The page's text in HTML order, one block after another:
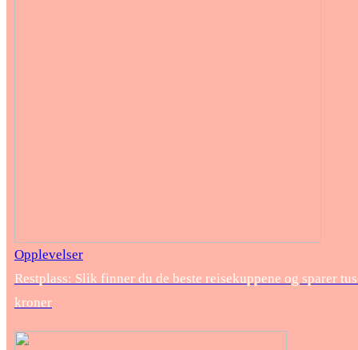
Opplevelser
Restplass: Slik finner du de beste reisekuppene og sparer
kroner